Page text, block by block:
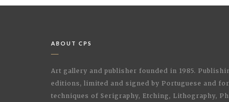
ABOUT CPS
Art gallery and publisher founded in 1985.
editions, limited and signed by Portuguese and
techniques of Serigraphy, Etching, Lithography,